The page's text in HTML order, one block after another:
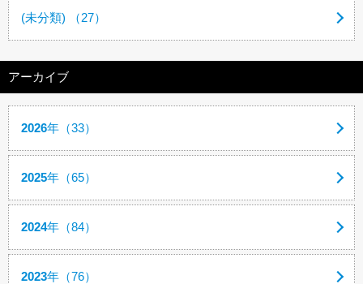
(未分類) （27）
アーカイブ
2026年（33）
2025年（65）
2024年（84）
2023年（76）